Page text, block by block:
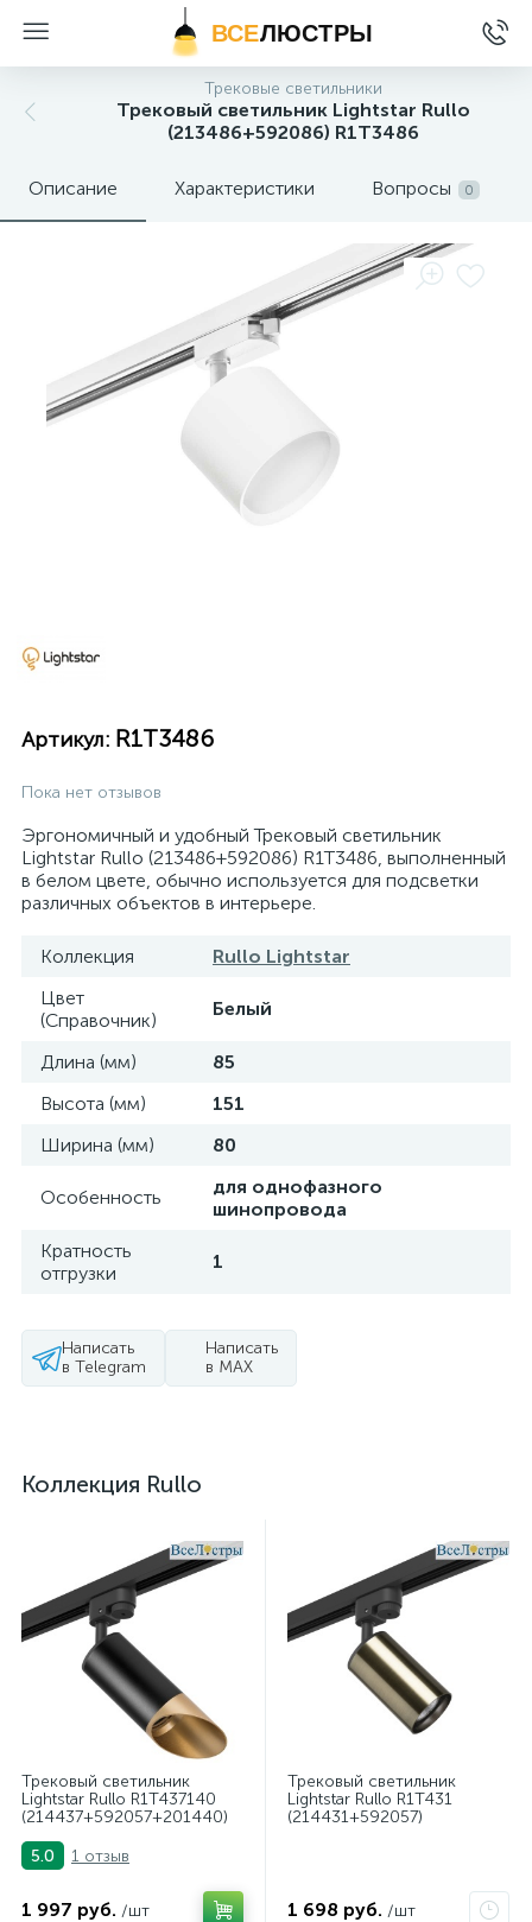
ВСЕЛЮСТРЫ
Трековые светильники
Трековый светильник Lightstar Rullo
(213486+592086) R1T3486
Описание Характеристики Вопросы 0
Артикул: R1T3486
Пока нет отзывов
Эргономичный и удобный Трековый светильник
Lightstar Rullo (213486+592086) R1T3486, выполненный
в белом цвете, обычно используется для подсветки
различных объектов в интерьере.
Коллекция
Rullo Lightstar
Цвет
(Справочник)
Белый
Длина (мм)
85
Высота (мм)
151
Ширина (мм)
80
Особенность
для однофазного
шинопровода
Кратность
отгрузки
1
Написать
в Telegram
Написать
в MAX
Коллекция Rullo
Трековый светильник
Lightstar Rullo R1T437140
(214437+592057+201440)
5.0
1 отзыв
1 997 руб. /шт
Трековый светильник
Lightstar Rullo R1T431
(214431+592057)
1 698 руб. /шт